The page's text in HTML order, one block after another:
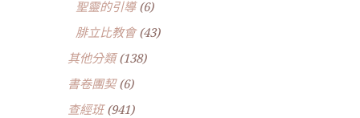
聖靈的引導(6)
腓立比教會(43)
其他分類(138)
書卷團契(6)
查經班(941)